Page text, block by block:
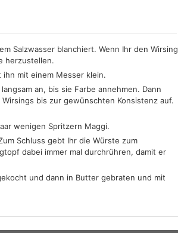
Salzwasser blanchiert. Wenn Ihr den Wirsing
herzustellen.
mit einem Messer klein.
an, bis sie Farbe annehmen. Dann
bis zur gewünschten Konsistenz auf.
wenigen Spritzern Maggi.
Schluss gebt Ihr die Würste zum
dabei immer mal durchrühren, damit er
und dann in Butter gebraten und mit